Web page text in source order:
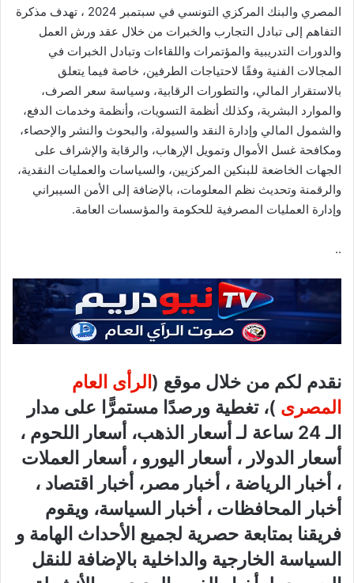
المصري والبنك المركزي التونسي في سبتمبر 2024 ، تهدف مذكرة
التفاهم إلى تبادل التجارب والخبرات من خلال عقد ورش العمل
والدورات التدريبية والمؤتمرات واللقاءات وتبادل الخبرات في
المجالات الفنية وفقًا لاحتياجات الطرفين، خاصة فيما يتعلق
بالاستقرار المالي، والتطورات الرقابية، وسياسة سعر الصرف،
والموارد البشرية، وكذلك أنظمة التسويات، وأنظمة وخدمات الدفع،
والشمول المالي وإدارة النقد والسيولة، والبحوث والنشر والإحصاء،
ومكافحة غسل الأموال وتمويل الإرهاب، والرقابة والإشراف على
الجهات الخاضعة للبنكين المركزيين، والسياسات والعمليات النقدية،
والرقمنة وتحديث نظم المعلومات، بالإضافة إلى الأمن السيبراني
وإدارة العمليات المصرفية للحكومة والمؤسسات العامة.
..
نقدم لكم من خلال موقع ( الرأى العام
المصرى )، تغطية ورصدًا مستمرًّا على مدار
الـ 24 ساعة لـ أسعار الذهب، أسعار اللحوم ،
أسعار الدولار ، أسعار اليورو ، أسعار العملات
، أخبار الرياضة ، أخبار مصر، أخبار اقتصاد ،
أخبار المحافظات ، أخبار السياسة، ويقوم
فريقنا بمتابعة حصرية لجميع الأحداث الهامة و
السياسة الخارجية والداخلية بالإضافة للنقل